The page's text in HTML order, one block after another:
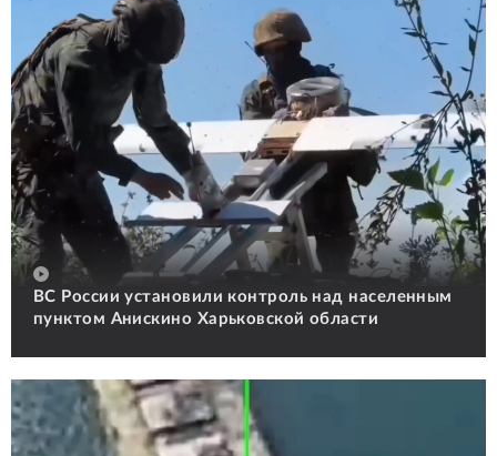
ВС России установили контроль над населенным
пунктом Анискино Харьковской области